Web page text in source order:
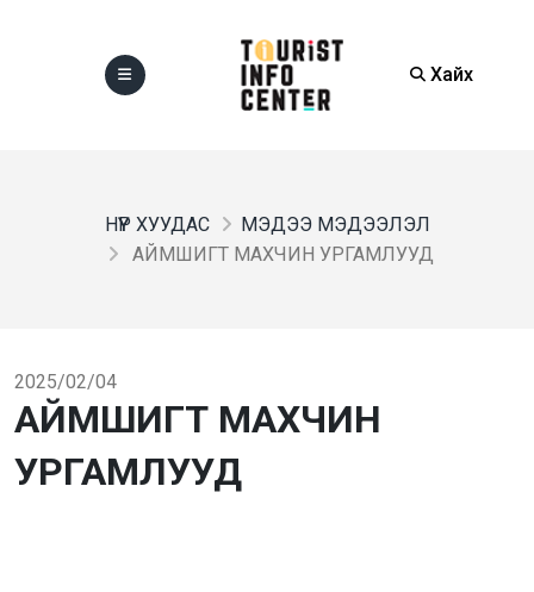
Хайх
НҮҮР ХУУДАС
МЭДЭЭ МЭДЭЭЛЭЛ
АЙМШИГТ МАХЧИН УРГАМЛУУД
2025/02/04
АЙМШИГТ МАХЧИН
УРГАМЛУУД